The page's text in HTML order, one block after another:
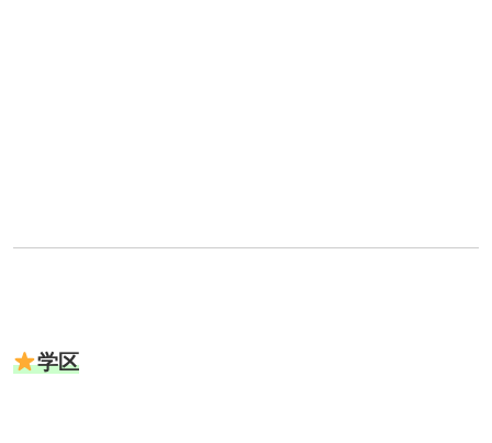
学区